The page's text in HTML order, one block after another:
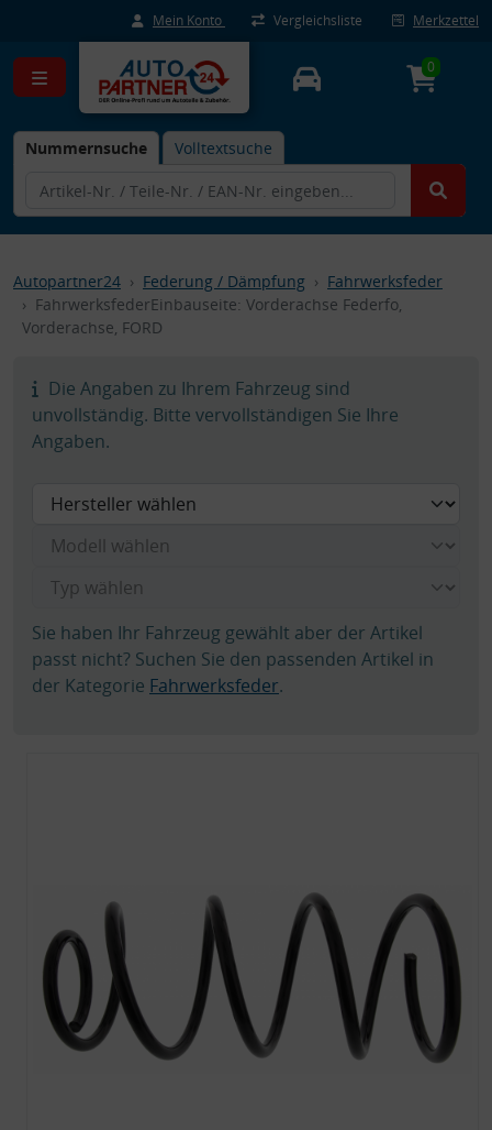
Mein Konto Vergleichsliste Merkzettel
Nummernsuche Volltextsuche
0
Autopartner24 Federung / Dämpfung
Fahrwerksfeder
FahrwerksfederEinbauseite: Vorderachse Federfo,
Vorderachse, FORD
Die Angaben zu Ihrem Fahrzeug sind
unvollständig. Bitte vervollständigen Sie Ihre
Angaben.
Sie haben Ihr Fahrzeug gewählt aber der Artikel
passt nicht? Suchen Sie den passenden Artikel in
der Kategorie Fahrwerksfeder.